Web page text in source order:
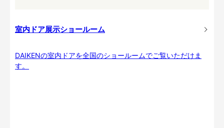
室内ドア展示ショールーム
DAIKENの室内ドアを全国のショールームでご覧いただけま
す。